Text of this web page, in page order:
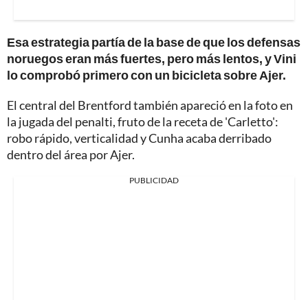
Esa estrategia partía de la base de que los defensas
noruegos eran más fuertes, pero más lentos, y Vini
lo comprobó primero con un bicicleta sobre Ajer.
El central del Brentford también apareció en la foto en
la jugada del penalti, fruto de la receta de 'Carletto':
robo rápido, verticalidad y Cunha acaba derribado
dentro del área por Ajer.
PUBLICIDAD